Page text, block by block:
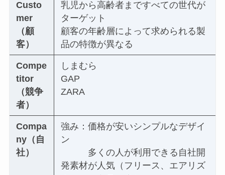
Custo
mer
（顧
客）
乳児から高齢者まですべての世代が
ターゲット
顧客の年齢層によって求められる製
品の特徴が異なる
Compe
titor
（競争
者）
しまむら
GAP
ZARA
Compa
ny（自
社）
強み：価格が安いシンプルなデザイ
ン
多くの人が利用できる自社開
発素材が人気（フリース、エアリズ